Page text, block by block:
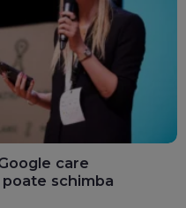
care
schimba